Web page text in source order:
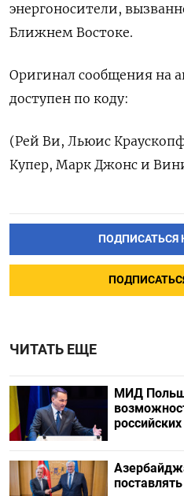
энергоносители,
Ближнем Востоке.
Оригинал сообщения на
‌доступен по коду:
(Рей Ви, Льюис
Купер, Марк Джонс и
ПОДПИСАТЬСЯ
ПОДПИСАТЬСЯ
ЧИТАТЬ ЕЩЕ
МИД